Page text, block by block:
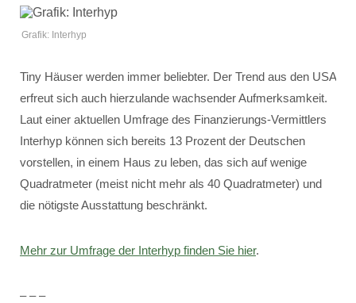
Grafik: Interhyp
Tiny Häuser werden immer beliebter. Der Trend aus den USA
erfreut sich auch hierzulande wachsender Aufmerksamkeit.
Laut einer aktuellen Umfrage des Finanzierungs-Vermittlers
Interhyp können sich bereits 13 Prozent der Deutschen
vorstellen, in einem Haus zu leben, das sich auf wenige
Quadratmeter (meist nicht mehr als 40 Quadratmeter) und
die nötigste Ausstattung beschränkt.
Mehr zur Umfrage der Interhyp finden Sie hier.
– – –